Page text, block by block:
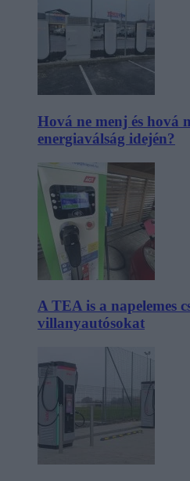
Hová ne menj és hová
energiaválság idején?
A TEA is a napelemes
villanyautósokat